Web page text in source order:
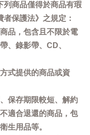
列商品僅得於商品有瑕
保護法》之規定：
品，包含且不限於電
、錄影帶、CD、
式提供的商品或資
保存期限較短、解約
適合退還的商品，包
生用品等。